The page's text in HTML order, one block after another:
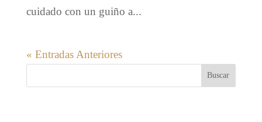
cuidado con un guiño a...
« Entradas Anteriores